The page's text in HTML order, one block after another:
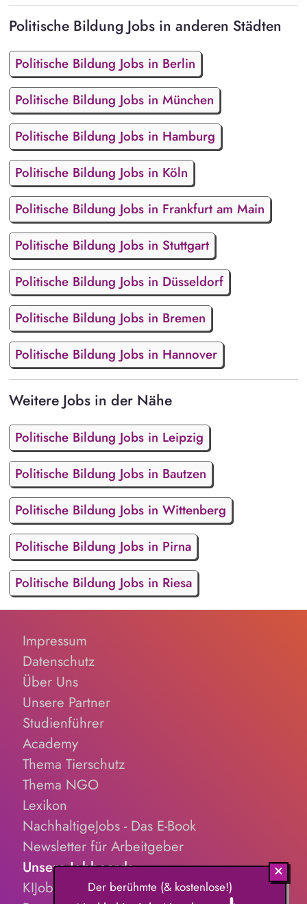
Politische Bildung Jobs in anderen Städten
Politische Bildung Jobs in Berlin
Politische Bildung Jobs in München
Politische Bildung Jobs in Hamburg
Politische Bildung Jobs in Köln
Politische Bildung Jobs in Frankfurt am Main
Politische Bildung Jobs in Stuttgart
Politische Bildung Jobs in Düsseldorf
Politische Bildung Jobs in Bremen
Politische Bildung Jobs in Hannover
Weitere Jobs in der Nähe
Politische Bildung Jobs in Leipzig
Politische Bildung Jobs in Bautzen
Politische Bildung Jobs in Wittenberg
Politische Bildung Jobs in Pirna
Politische Bildung Jobs in Riesa
Impressum
Datenschutz
Über Uns
Unsere Partner
Studienführer
Academy
Thema Tierschutz
Thema NGO
Lexikon
NachhaltigeJobs - Das E-Book
Newsletter für Arbeitgeber
Unsere Jobboards
KIJobs.de
Der berühmte (& kostenlose!)